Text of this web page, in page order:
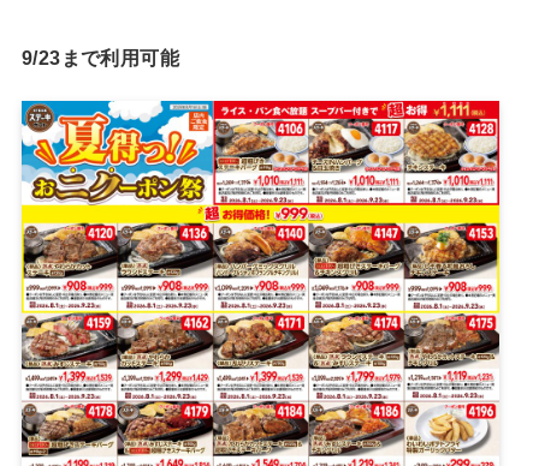
9/23まで利用可能